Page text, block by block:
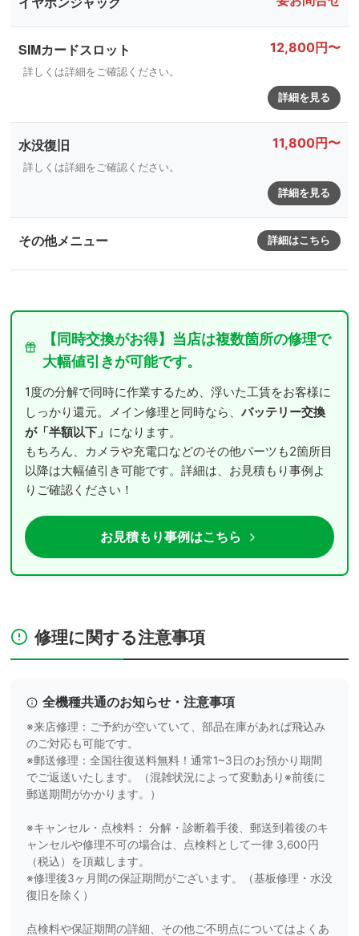
SIMカードスロット 12,800円〜
詳しくは詳細をご確認ください。
詳細を見る
水没復旧 11,800円〜
詳しくは詳細をご確認ください。
詳細を見る
その他メニュー 詳細はこちら
【同時交換がお得】当店は複数箇所の修理で
大幅値引きが可能です。
1度の分解で同時に作業するため、浮いた工賃をお客様に
しっかり還元。メイン修理と同時なら、 バッテリー交換
が「半額以下」 になります。
もちろん、カメラや充電口などのその他パーツも2箇所目
以降は大幅値引き可能です。詳細は、お見積もり事例よ
りご確認ください！
お見積もり事例はこちら
修理に関する注意事項
全機種共通のお知らせ・注意事項
※来店修理：ご予約が空いていて、部品在庫があれば飛込み
のご対応も可能です。
※郵送修理：全国往復送料無料！通常1~3日のお預かり期間
でご返送いたします。（混雑状況によって変動あり※前後に
郵送期間がかかります。）
※キャンセル・点検料： 分解・診断着手後、郵送到着後のキ
ャンセルや修理不可の場合は、点検料として一律 3,600円
（税込）を頂戴します。
※修理後3ヶ月間の保証期間がございます。（基板修理・水没
復旧を除く）
点検料や保証期間の詳細、その他ご不明点についてはよくあ